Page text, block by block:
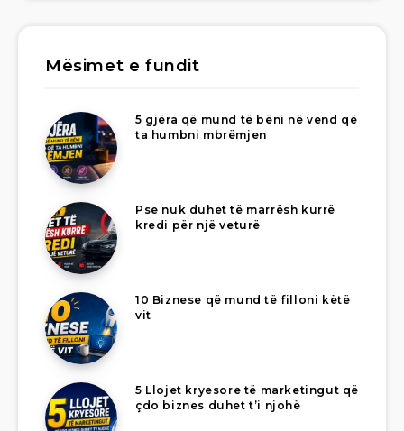
Mësimet e fundit
5 gjëra që mund të bëni në vend që
ta humbni mbrëmjen
Pse nuk duhet të marrësh kurrë
kredi për një veturë
10 Biznese që mund të filloni këtë
vit
5 Llojet kryesore të marketingut që
çdo biznes duhet t’i njohë